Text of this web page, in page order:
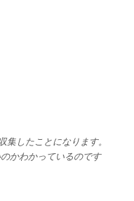
集したことになります。
かわかっているのです